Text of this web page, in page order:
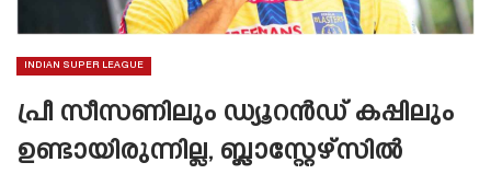
INDIAN SUPER LEAGUE
പ്രീ സീസണിലും ഡ്യൂറൻഡ് കപ്പിലും
ഉണ്ടായിരുന്നില്ല, ബ്ലാസ്റ്റേഴ്‌സിൽ